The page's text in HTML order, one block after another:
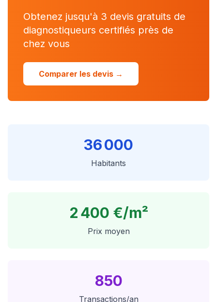
Obtenez jusqu'à 3 devis gratuits de
diagnostiqueurs certifiés près de
chez vous
Comparer les devis →
36 000
Habitants
2 400 €/m²
Prix moyen
850
Transactions/an